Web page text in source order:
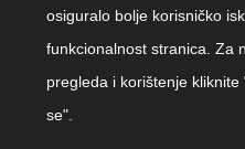
Copyright 2018 K.M.K.-Papir
Izrada web stranica
osiguralo bolje korisničko
funkcionalnost stranica. Za
pregleda i korištenje kliknite
se".